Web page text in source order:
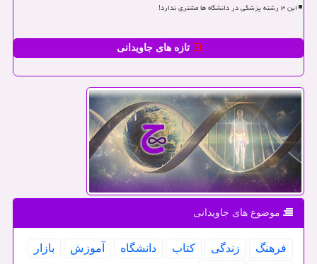
این ۳ رشته پزشکی در دانشگاه ها مشتری ندارد!
تازه های جاویدانی
موضوع های جاویدانی
فرهنگ زندگی كتاب دانشگاه آموزش
بازار